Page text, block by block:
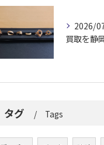
2026/
タグ Tags